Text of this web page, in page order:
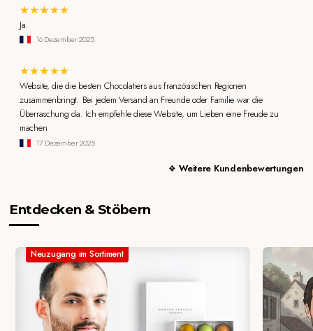
Ja.
16 Dezember 2025
Website, die die besten Chocolatiers aus französischen Regionen
zusammenbringt. Bei jedem Versand an Freunde oder Familie war die
Überraschung da. Ich empfehle diese Website, um Lieben eine Freude zu
machen
17 Dezember 2025
Weitere Kundenbewertungen
Entdecken & Stöbern
Neuzugang im Sortiment